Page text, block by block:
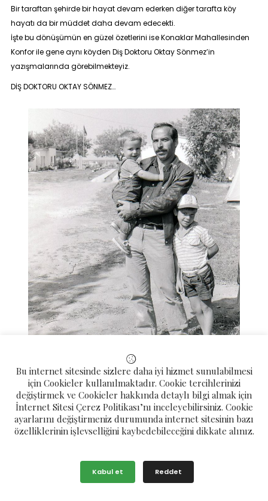
Bir taraftan şehirde bir hayat devam ederken diğer tarafta köy
hayatı da bir müddet daha devam edecekti.
İşte bu dönüşümün en güzel özetlerini ise Konaklar Mahallesinden
Konfor ile gene aynı köyden Diş Doktoru Oktay Sönmez’in
yazışmalarında görebilmekteyiz.
DİŞ DOKTORU OKTAY SÖNMEZ…
Oktay Sönmez Nüfus cüzdanına göre 12 12 1946 kendine göre 16 04
Konaklar Mahallesinde dünyaya geldi.
Bu internet sitesinde sizlere daha iyi hizmet sunulabilmesi
için Cookieler kullanılmaktadır. Cookie tercihlerinizi
değiştirmek ve Cookieler hakkında detaylı bilgi almak için
İnternet Sitesi Çerez Politikası’nı inceleyebilirsiniz. Cookie
ayarlarını değiştirmeniz durumunda internet sitesinin bazı
özelliklerinin işlevselliğini kaybedebileceğini dikkate alınız.
Kabul et Reddet